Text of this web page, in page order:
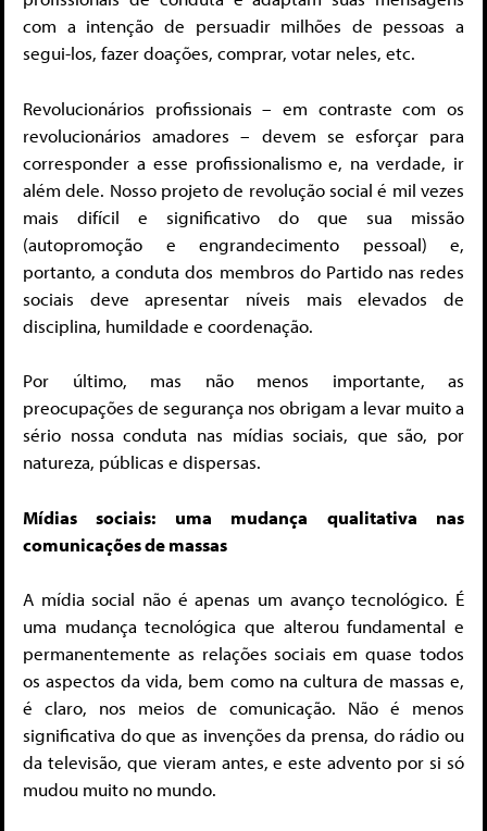
com a intenção de persuadir milhões de pessoas a
segui-los, fazer doações, comprar, votar neles, etc.
Revolucionários profissionais – em contraste com os
revolucionários amadores – devem se esforçar para
corresponder a esse profissionalismo e, na verdade, ir
além dele. Nosso projeto de revolução social é mil vezes
mais difícil e significativo do que sua missão
(autopromoção e engrandecimento pessoal) e,
portanto, a conduta dos membros do Partido nas redes
sociais deve apresentar níveis mais elevados de
disciplina, humildade e coordenação.
Por último, mas não menos importante, as
preocupações de segurança nos obrigam a levar muito a
sério nossa conduta nas mídias sociais, que são, por
natureza, públicas e dispersas.
Mídias sociais: uma mudança qualitativa nas
comunicações de massas
A mídia social não é apenas um avanço tecnológico. É
uma mudança tecnológica que alterou fundamental e
permanentemente as relações sociais em quase todos
os aspectos da vida, bem como na cultura de massas e,
é claro, nos meios de comunicação. Não é menos
significativa do que as invenções da prensa, do rádio ou
da televisão, que vieram antes, e este advento por si só
mudou muito no mundo.